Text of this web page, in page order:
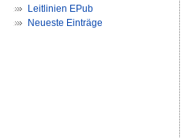
Leitlinien EPub
Neueste Einträge